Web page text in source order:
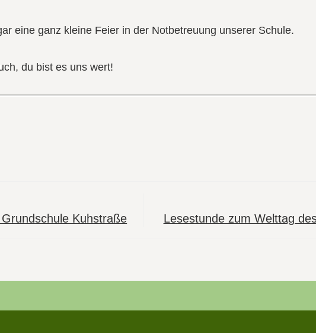
eine ganz kleine Feier in der Notbetreuung unserer Schule.
du bist es uns wert!
Kuhstraße Lesestunde zum Welttag